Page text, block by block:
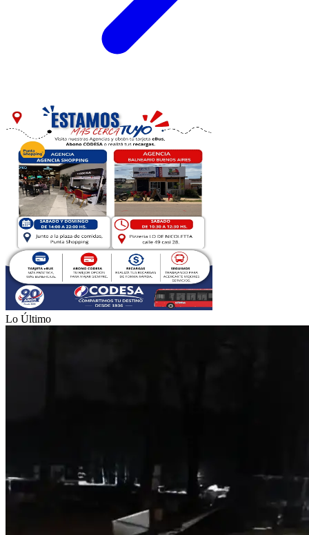
Lo Último